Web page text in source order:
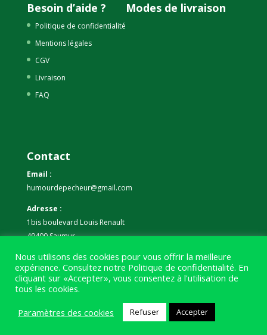
Besoin d’aide ?
Politique de confidentialité
Mentions légales
CGV
Livraison
FAQ
Modes de livraison
Contact
Email :
humourdepecheur@gmail.com
Adresse :
1bis boulevard Louis Renault
49400 Saumur
Téléphone :
07 59 61 06 63
Nous utilisons des cookies pour vous offrir la meilleure
expérience. Consultez notre Politique de confidentialité. En
cliquant sur «Accepter», vous consentez à l'utilisation de
tous les cookies.
Paramètres des cookies
Refuser Accepter